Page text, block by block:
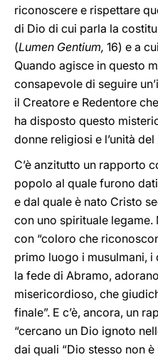
riconoscere e rispettare
di Dio di cui parla la
(Lumen Gentium, 16) e a
Quando agisce in questo
consapevole di seguire
il Creatore e Redentore
ha disposto questo
donne religiosi e l’unità
C’è anzitutto un rapporto
popolo al quale furono
e dal quale è nato Cristo
con uno spirituale legame.
con “coloro che
primo luogo i musulmani,
la fede di Abramo,
misericordioso, che
finale”. E c’è, ancora, un
“cercano un Dio ignoto
dai quali “Dio stesso non è